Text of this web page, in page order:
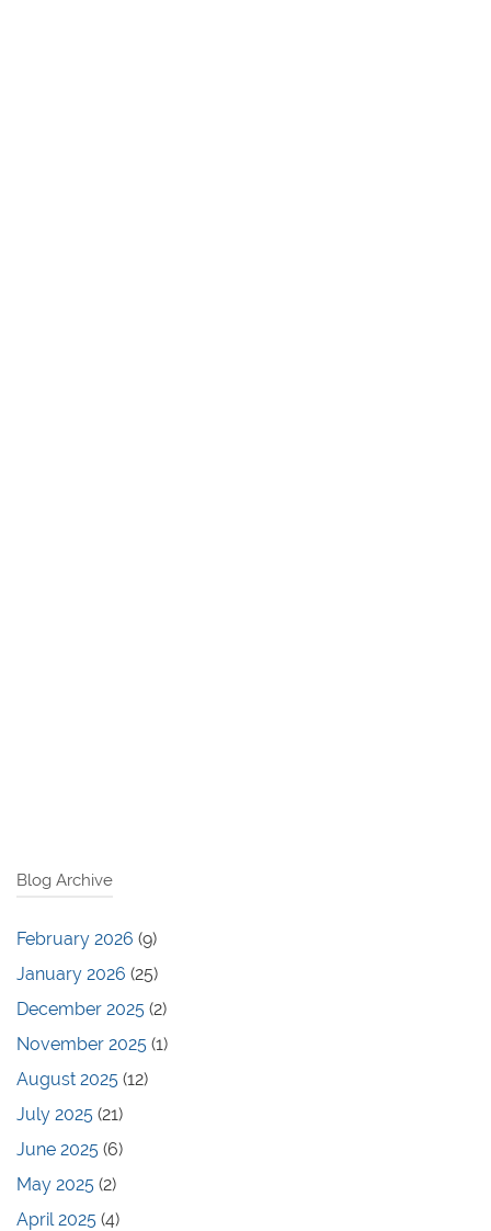
Blog Archive
February 2026 (9)
January 2026 (25)
December 2025 (2)
November 2025 (1)
August 2025 (12)
July 2025 (21)
June 2025 (6)
May 2025 (2)
April 2025 (4)